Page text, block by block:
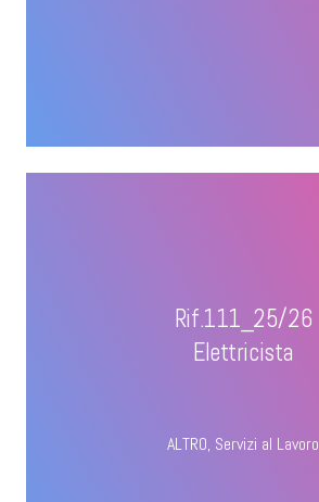
Rif.111_25/26
Elettricista
ALTRO, Servizi al Lavoro